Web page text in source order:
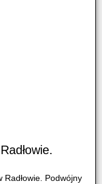
Podwójny